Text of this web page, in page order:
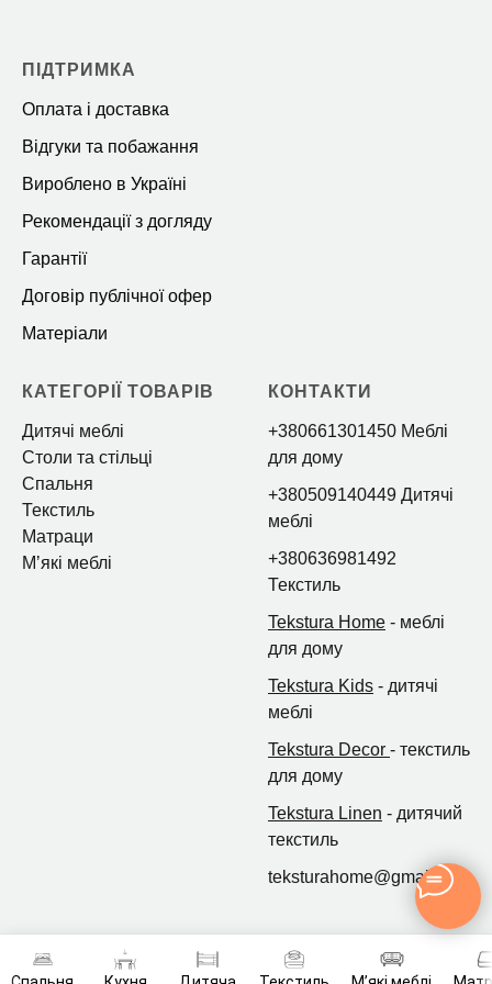
ПІДТРИМКА
Оплата і доставка
Відгуки та побажання
Вироблено в Україні
Рекомендації з догляду
Гарантії
Договір публічної офер
Матеріали
КАТЕГОРІЇ ТОВАРІВ
Дитячі меблі
Столи та стільці
Спальня
Текстиль
Матраци
Мʼякі меблі
КОНТАКТИ
+380661301450 Меблі
для дому
+380509140449 Дитячі
меблі
+380636981492
Текстиль
Tekstura Home - меблі
для дому
Tekstura Kids - дитячі
меблі
Tekstura Decor - текстиль
для дому
Tekstura Linen - дитячий
текстиль
teksturahome@gmail.com